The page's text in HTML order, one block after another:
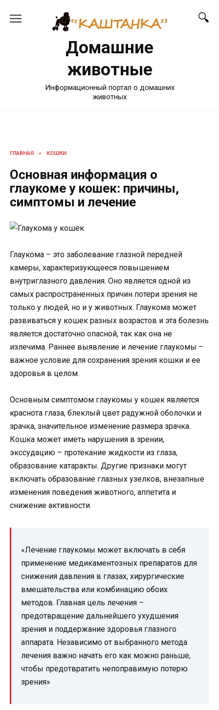
Домашние
животные
Информационный портал о домашних
животных
ГЛАВНАЯ » КОШКИ
Основная информация о
глаукоме у кошек: причины,
симптомы и лечение
Глаукома – это заболевание глазной передней
камеры, характеризующееся повышением
внутриглазного давления. Оно является одной из
самых распространенных причин потери зрения не
только у людей, но и у животных. Глаукома может
развиваться у кошек разных возрастов и эта болезнь
является достаточно опасной, так как она не
излечима. Раннее выявление и лечение глаукомы –
важное условие для сохранения зрения кошки и ее
здоровья в целом.
Основным симптомом глаукомы у кошек является
краснота глаза, блеклый цвет радужной оболочки и
зрачка, значительное изменение размера зрачка.
Кошка может иметь нарушения в зрении,
экссудацию – протекание жидкости из глаза,
образование катаракты. Другие признаки могут
включать образование глазных узелков, внезапные
изменения поведения животного, аппетита и
снижение активности.
«Лечение глаукомы может включать в себя
применение медикаментозных препаратов для
снижения давления в глазах, хирургические
вмешательства или комбинацию обоих
методов. Главная цель лечения –
предотвращение дальнейшего ухудшения
зрения и поддержание здоровья глазного
аппарата. Независимо от выбранного метода
лечения важно начать его как можно раньше,
чтобы предотвратить непоправимую потерю
зрения»